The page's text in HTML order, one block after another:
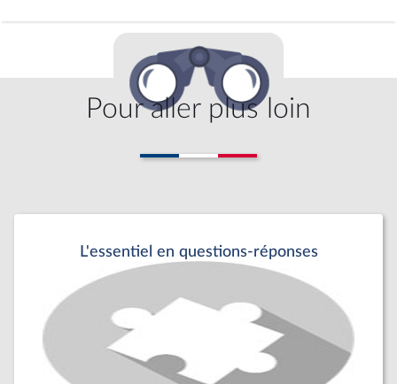
Pour aller plus loin
L'essentiel en questions-réponses